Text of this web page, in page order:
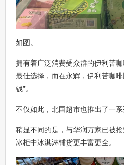
如图。
拥有着广泛消费受众群的伊利苦
最佳选择，而在永辉，伊利苦咖
钱”。
不仅如此，北国超市也推出了一系
稍显不同的是，与华润万家已被
冰柜中冰淇淋铺货更丰富更全。